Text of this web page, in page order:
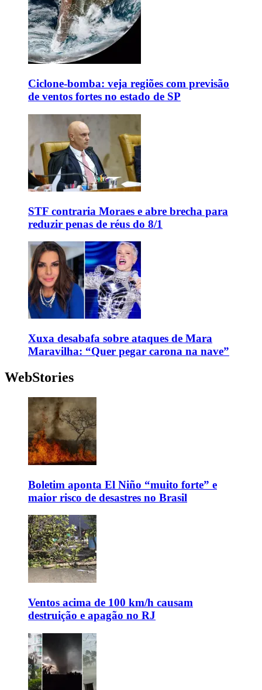
Ciclone-bomba: veja regiões com previsão
de ventos fortes no estado de SP
STF contraria Moraes e abre brecha para
reduzir penas de réus do 8/1
Xuxa desabafa sobre ataques de Mara
Maravilha: “Quer pegar carona na nave”
WebStories
Boletim aponta El Niño “muito forte” e
maior risco de desastres no Brasil
Ventos acima de 100 km/h causam
destruição e apagão no RJ